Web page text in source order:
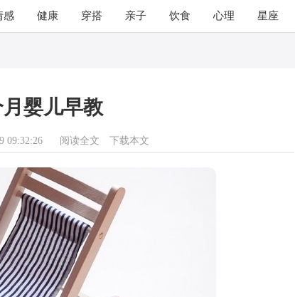
感 健康 穿搭 亲子 饮食 心理 星座
月婴儿早教
09:32:26 阅读全文 下载本文